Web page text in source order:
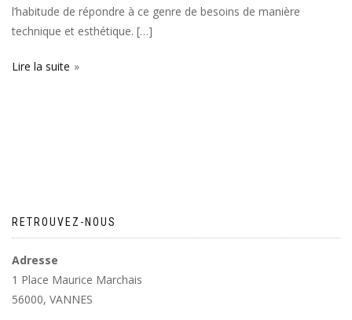
l’habitude de répondre à ce genre de besoins de manière
technique et esthétique. […]
Lire la suite
RETROUVEZ-NOUS
Adresse
1 Place Maurice Marchais
56000, VANNES